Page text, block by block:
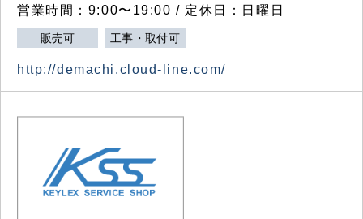
営業時間：9:00〜19:00 / 定休日：日曜日
販売可 工事・取付可
http://demachi.cloud-line.com/